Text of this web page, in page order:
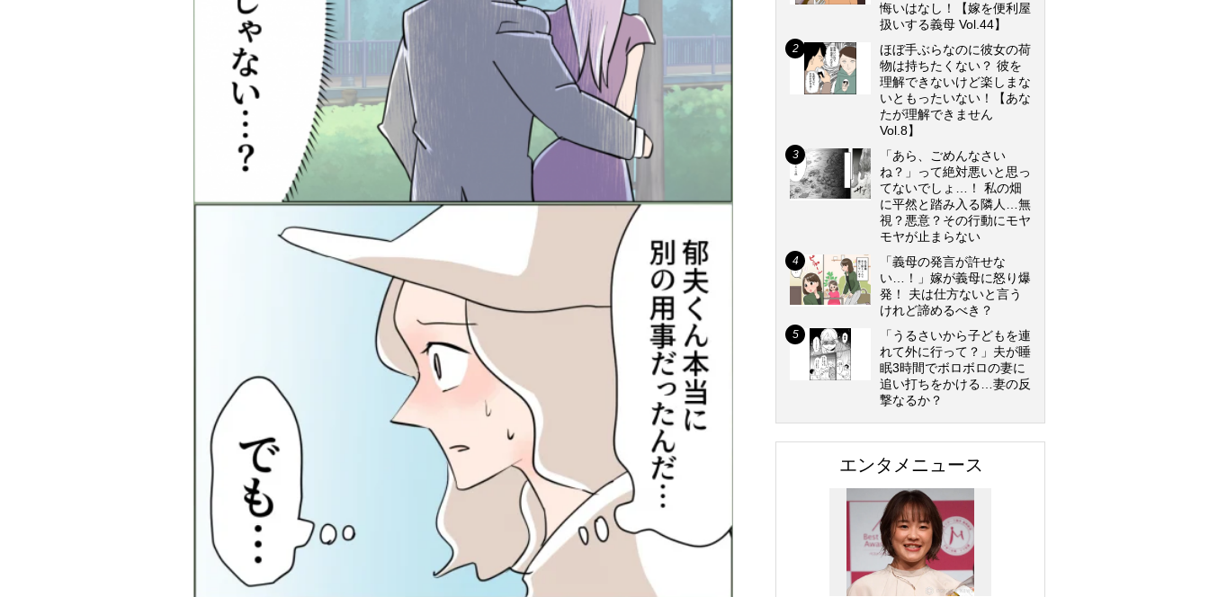
悔いはなし！【嫁を便利屋
扱いする義母 Vol.44】
ほぼ手ぶらなのに彼女の荷
物は持ちたくない？ 彼を
理解できないけど楽しまな
いともったいない！【あな
たが理解できません
Vol.8】
「あら、ごめんなさい
ね？」って絶対悪いと思っ
てないでしょ…！ 私の畑
に平然と踏み入る隣人…無
視？悪意？その行動にモヤ
モヤが止まらない
「義母の発言が許せな
い…！」嫁が義母に怒り爆
発！ 夫は仕方ないと言う
けれど諦めるべき？
「うるさいから子どもを連
れて外に行って？」夫が睡
眠3時間でボロボロの妻に
追い打ちをかける…妻の反
撃なるか？
エンタメニュース